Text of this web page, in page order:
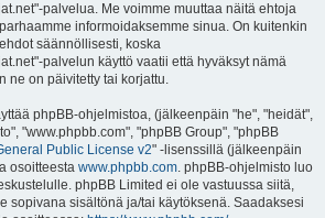
palvelua. Me voimme muuttaa näitä ehtoja
informoidaksemme sinua. On kuitenkin
säännöllisesti, koska
palvelun käyttö vaatii että hyväksyt nämä
ne on päivitetty tai korjattu.
phpBB-ohjelmistoa, (jälkeenpäin "he", "heidät",
"www.phpbb.com", "phpBB Group", "phpBB
Public License v2" -lisenssillä (jälkeenpäin
osoitteesta www.phpbb.com. phpBB-ohjelmisto luo
phpBB Limited ei ole vastuussa siitä,
sopivana sisältönä ja/tai käytöksenä. Saadaksesi